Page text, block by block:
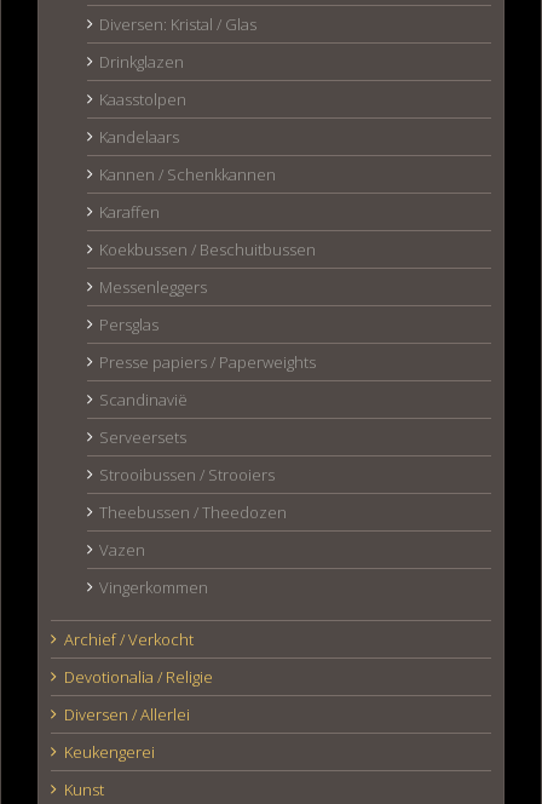
Diversen: Kristal / Glas
Drinkglazen
Kaasstolpen
Kandelaars
Kannen / Schenkkannen
Karaffen
Koekbussen / Beschuitbussen
Messenleggers
Persglas
Presse papiers / Paperweights
Scandinavië
Serveersets
Strooibussen / Strooiers
Theebussen / Theedozen
Vazen
Vingerkommen
Archief / Verkocht
Devotionalia / Religie
Diversen / Allerlei
Keukengerei
Kunst